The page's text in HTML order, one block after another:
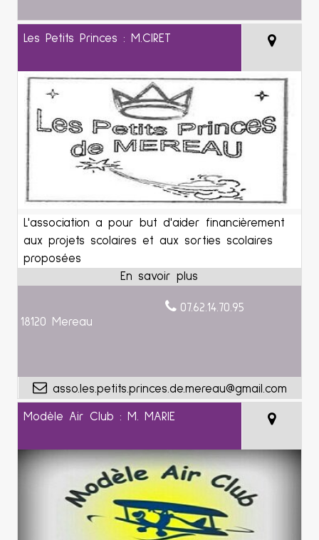
Les Petits Princes : M.CIRET
L'association a pour but d'aider financièrement
aux projets scolaires et aux sorties scolaires
proposées
18120 Mereau
07.62.14.70.95
asso.les.petits.princes.de.mereau@gmail.com
Modèle Air Club : M. MARIE